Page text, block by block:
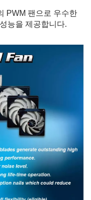
PWM 팬으로 우수한
능을 제공합니다.